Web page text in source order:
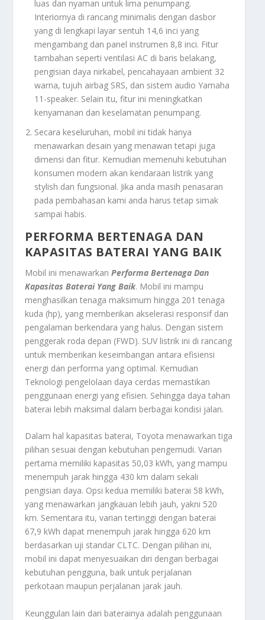
luas dan nyaman untuk lima penumpang.
Interiornya di rancang minimalis dengan dasbor
yang di lengkapi layar sentuh 14,6 inci yang
mengambang dan panel instrumen 8,8 inci. Fitur
tambahan seperti ventilasi AC di baris belakang,
pengisian daya nirkabel, pencahayaan ambient 32
warna, tujuh airbag SRS, dan sistem audio Yamaha
11-speaker. Selain itu, fitur ini meningkatkan
kenyamanan dan keselamatan penumpang.
Secara keseluruhan, mobil ini tidak hanya
menawarkan desain yang menawan tetapi juga
dimensi dan fitur. Kemudian memenuhi kebutuhan
konsumen modern akan kendaraan listrik yang
stylish dan fungsional. Jika anda masih penasaran
pada pembahasan kami anda harus tetap simak
sampai habis.
PERFORMA BERTENAGA DAN
KAPASITAS BATERAI YANG BAIK
Mobil ini menawarkanPerforma Bertenaga Dan
Kapasitas Baterai Yang Baik. Mobil ini mampu
menghasilkan tenaga maksimum hingga 201 tenaga
kuda (hp), yang memberikan akselerasi responsif dan
pengalaman berkendara yang halus. Dengan sistem
penggerak roda depan (FWD). SUV listrik ini di rancang
untuk memberikan keseimbangan antara efisiensi
energi dan performa yang optimal. Kemudian
Teknologi pengelolaan daya cerdas memastikan
penggunaan energi yang efisien. Sehingga daya tahan
baterai lebih maksimal dalam berbagai kondisi jalan.
Dalam hal kapasitas baterai, Toyota menawarkan tiga
pilihan sesuai dengan kebutuhan pengemudi. Varian
pertama memiliki kapasitas 50,03 kWh, yang mampu
menempuh jarak hingga 430 km dalam sekali
pengisian daya. Opsi kedua memiliki baterai 58 kWh,
yang menawarkan jangkauan lebih jauh, yakni 520
km. Sementara itu, varian tertinggi dengan baterai
67,9 kWh dapat menempuh jarak hingga 620 km
berdasarkan uji standar CLTC. Dengan pilihan ini,
mobil ini dapat menyesuaikan diri dengan berbagai
kebutuhan pengguna, baik untuk perjalanan
perkotaan maupun perjalanan jarak jauh.
Keunggulan lain dari baterainya adalah penggunaan